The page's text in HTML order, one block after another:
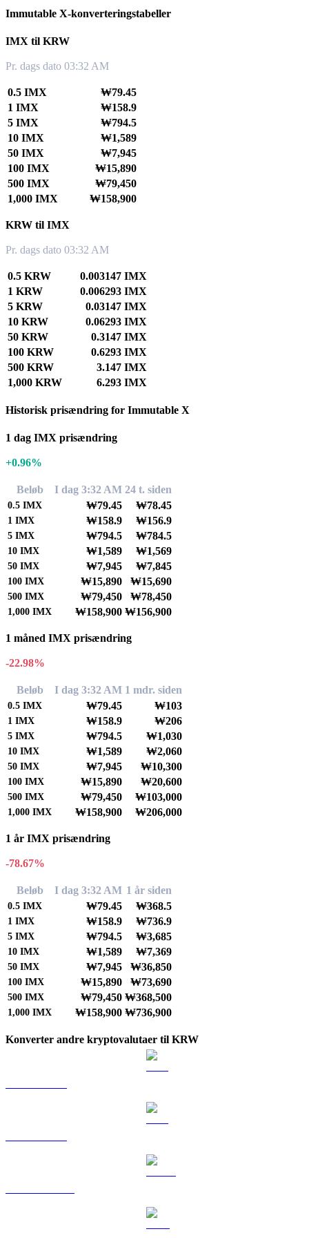
Immutable X-konverteringstabeller
IMX til KRW
Pr. dags dato 03:32 AM
0.5 IMX
₩79.45
1 IMX
₩158.9
5 IMX
₩794.5
10 IMX
₩1,589
50 IMX
₩7,945
100 IMX
₩15,890
500 IMX
₩79,450
1,000 IMX
₩158,900
KRW til IMX
Pr. dags dato 03:32 AM
0.5 KRW
0.003147 IMX
1 KRW
0.006293 IMX
5 KRW
0.03147 IMX
10 KRW
0.06293 IMX
50 KRW
0.3147 IMX
100 KRW
0.6293 IMX
500 KRW
3.147 IMX
1,000 KRW
6.293 IMX
Historisk prisændring for Immutable X
1 dag IMX prisændring
+0.96%
Beløb I dag 3:32 AM 24 t. siden
0.5 IMX ₩79.45 ₩78.45
1 IMX ₩158.9 ₩156.9
5 IMX ₩794.5 ₩784.5
10 IMX ₩1,589 ₩1,569
50 IMX ₩7,945 ₩7,845
100 IMX ₩15,890 ₩15,690
500 IMX ₩79,450 ₩78,450
1,000 IMX ₩158,900 ₩156,900
1 måned IMX prisændring
-22.98%
Beløb I dag 3:32 AM 1 mdr. siden
0.5 IMX ₩79.45 ₩103
1 IMX ₩158.9 ₩206
5 IMX ₩794.5 ₩1,030
10 IMX ₩1,589 ₩2,060
50 IMX ₩7,945 ₩10,300
100 IMX ₩15,890 ₩20,600
500 IMX ₩79,450 ₩103,000
1,000 IMX ₩158,900 ₩206,000
1 år IMX prisændring
-78.67%
Beløb I dag 3:32 AM 1 år siden
0.5 IMX ₩79.45 ₩368.5
1 IMX ₩158.9 ₩736.9
5 IMX ₩794.5 ₩3,685
10 IMX ₩1,589 ₩7,369
50 IMX ₩7,945 ₩36,850
100 IMX ₩15,890 ₩73,690
500 IMX ₩79,450 ₩368,500
1,000 IMX ₩158,900 ₩736,900
Konverter andre kryptovalutaer til KRW